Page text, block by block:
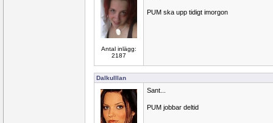
Antal inlägg:
2187
PUM ska upp tidigt imorgon
Dalkulllan
Sant...
PUM jobbar deltid